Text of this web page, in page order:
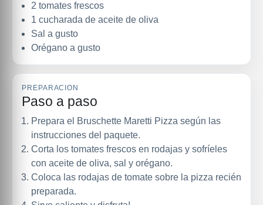
2 tomates frescos
1 cucharada de aceite de oliva
Sal a gusto
Orégano a gusto
PREPARACION
Paso a paso
Prepara el Bruschette Maretti Pizza según las
instrucciones del paquete.
Corta los tomates frescos en rodajas y sofríeles
con aceite de oliva, sal y orégano.
Coloca las rodajas de tomate sobre la pizza recién
preparada.